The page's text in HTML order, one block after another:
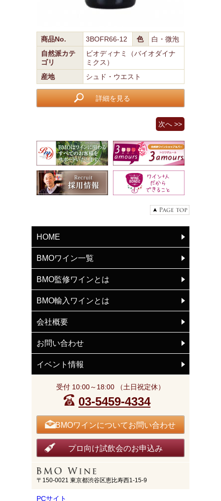
商品No. 3BOFR66-12 色
白・微泡
自然派カテ
ゴリ
ビオディナミ（バイオダイナ
ミクス）
産地
シュド・ウエスト
詳細を見る
次へ >>
HOME
BMOワイン一覧
BMO監修ワインとは
BMO輸入ワインとは
会社概要
お問い合わせ
イベント情報
受付 10:00～18:00 （土日祝定休）
03-5459-4334
BMOワインについてお問い合わせ
プロ向け試飲会のお申込み
〒150-0021 東京都渋谷区恵比寿西1-15-9
PCサイト